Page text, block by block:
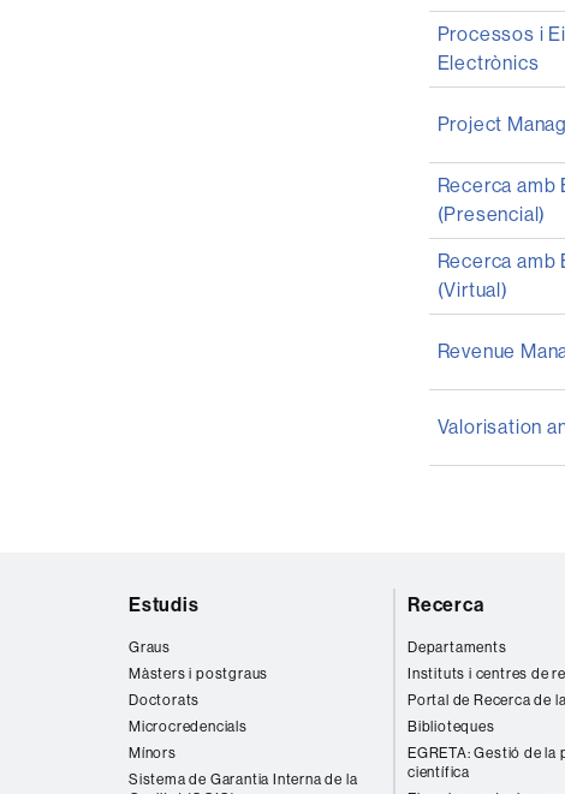
Processos i
Electrònics
Project
Recerca amb
(Presencial)
Recerca amb
(Virtual)
Revenue
Valorisation
Estudis
Graus
Màsters i postgraus
Doctorats
Microcredencials
Mínors
Sistema de Garantia Interna de la
Recerca
Departaments
Instituts i centres de
Portal de Recerca de
Biblioteques
EGRETA: Gestió de la
científica